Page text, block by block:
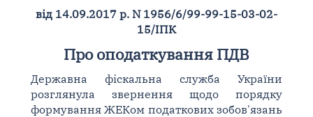
від 14.09.2017 р. N 1956/6/99-99-15-03-02-
15/ІПК
Про оподаткування ПДВ
Державна фіскальна служба України
розглянула звернення щодо порядку
формування ЖЕКом податкових зобов'язань